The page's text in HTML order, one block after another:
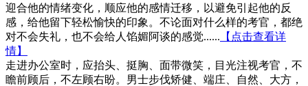
迎合他的情绪变化，顺应他的感情迁移，以避免引起他的反
感，给他留下轻松愉快的印象。不论面对什么样的考官，都绝
对不会失礼，也不会给人馅媚阿谈的感觉...... 【点击查看详
情】
走进办公室时，应抬头、挺胸、面带微笑，目光注视考官，不
瞻前顾后，不左顾右盼。男士步伐矫健、端庄、自然、大方，